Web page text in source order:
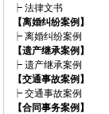
┝ 法律文书
【离婚纠纷案例】
┝ 离婚纠纷案例
【遗产继承案例】
┝ 遗产继承案例
【交通事故案例】
┝ 交通事故案例
【合同事务案例】